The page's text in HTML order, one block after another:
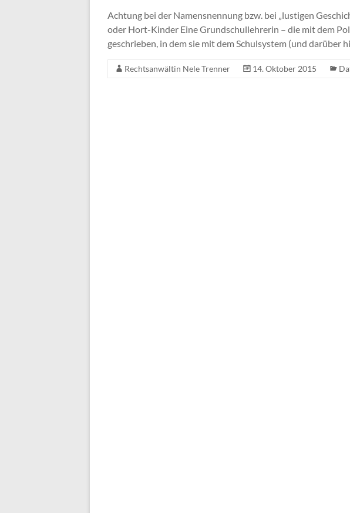
Achtung bei der Namensnennung bzw. bei „lustigen
oder Hort-Kinder Eine Grundschullehrerin – die mit dem
geschrieben, in dem sie mit dem Schulsystem (und darüber
Rechtsanwältin Nele Trenner 14. Oktober 2015